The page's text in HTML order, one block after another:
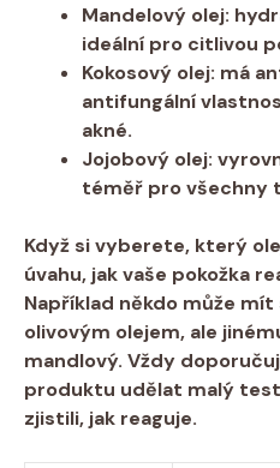
Mandelový olej:
ideální pro citlivou
Kokosový ‍olej: má
antifungální‌
akné.
Jojobový olej:
téměř pro ⁢všechny
Když si vyberete, který
úvahu,​ jak ‍vaše ⁣pokožka
Například někdo může
olivovým olejem, ale
mandlový.⁤ Vždy
produktu ​udělat malý
zjistili,⁤ jak reaguje.